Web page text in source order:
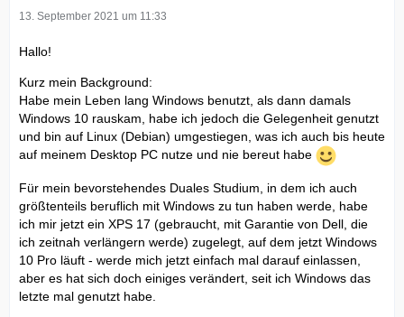
13. September 2021 um 11:33
Hallo!
Kurz mein Background:
Habe mein Leben lang Windows benutzt, als dann damals
Windows 10 rauskam, habe ich jedoch die Gelegenheit genutzt
und bin auf Linux (Debian) umgestiegen, was ich auch bis heute
auf meinem Desktop PC nutze und nie bereut habe
Für mein bevorstehendes Duales Studium, in dem ich auch
größtenteils beruflich mit Windows zu tun haben werde, habe
ich mir jetzt ein XPS 17 (gebraucht, mit Garantie von Dell, die
ich zeitnah verlängern werde) zugelegt, auf dem jetzt Windows
10 Pro läuft - werde mich jetzt einfach mal darauf einlassen,
aber es hat sich doch einiges verändert, seit ich Windows das
letzte mal genutzt habe.